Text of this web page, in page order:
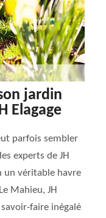
jardin
Elagage
parfois sembler
experts de JH
un véritable havre
Mahieu, JH
savoir-faire inégalé